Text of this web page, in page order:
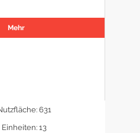
Mehr
631
Einheiten: 13